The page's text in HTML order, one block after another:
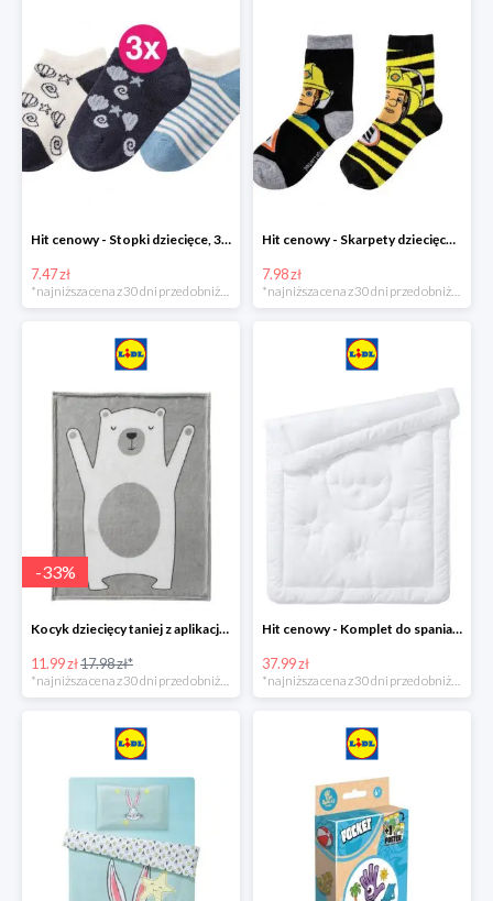
Hit cenowy - Stopki dziecięce, 3 pary
7.47 zł
Hit cenowy - Skarpety dziecięce, 2 pary
7.98 zł
-33%
Kocyk dziecięcy taniej z aplikacją Lidl
11.99 zł17.98 zł*
Hit cenowy - Komplet do spania: kołdra i poduszka
37.99 zł